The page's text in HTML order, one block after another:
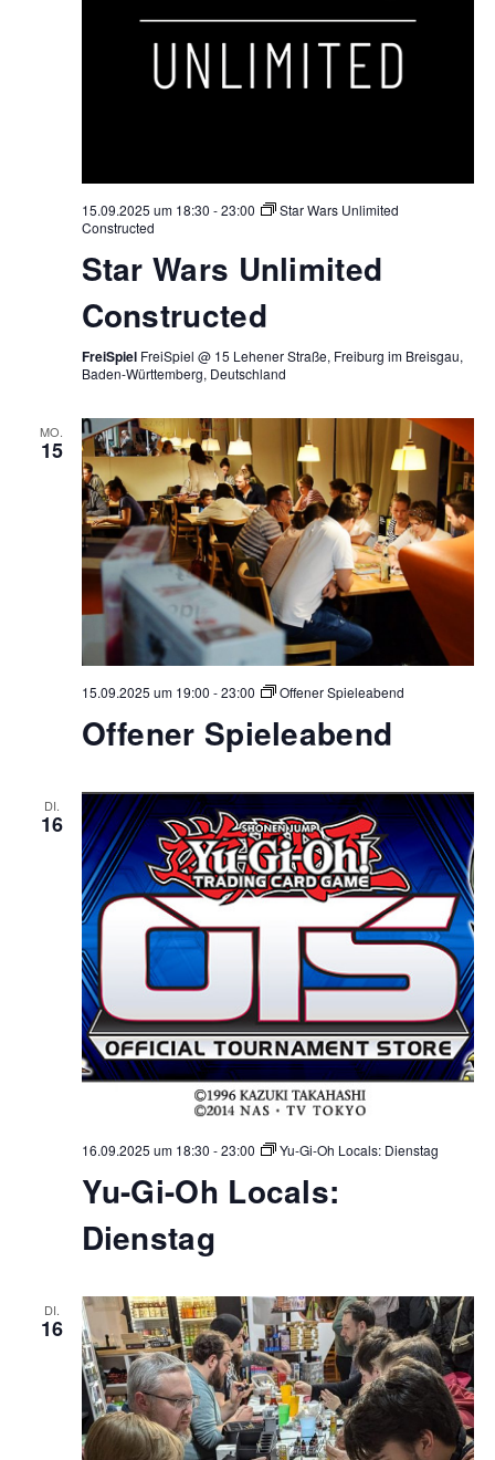
15.09.2025 um 18:30 -23:00
Star Wars Unlimited
Constructed
Star Wars Unlimited
Constructed
FreiSpiel FreiSpiel @ 15 Lehener Straße, Freiburg im Breisgau,
Baden-Württemberg, Deutschland
MO.
15
15.09.2025 um 19:00 -23:00 Offener Spieleabend
Offener Spieleabend
DI.
16
16.09.2025 um 18:30 -23:00 Yu-Gi-Oh Locals: Dienstag
Yu-Gi-Oh Locals:
Dienstag
DI.
16